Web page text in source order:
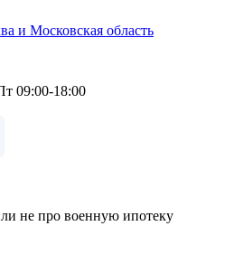
и Московская область
09:00-18:00
не про военную ипотеку